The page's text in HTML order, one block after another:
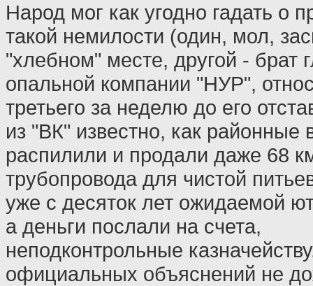
Народ мог как угодно гадать о
такой немилости (один, мол,
"хлебном" месте, другой - брат
опальной компании "НУР",
третьего за неделю до его
из "ВК" известно, как районные
распилили и продали даже 68
трубопровода для чистой
уже с десяток лет ожидаемой
а деньги послали на счета,
неподконтрольные
официальных объяснений не